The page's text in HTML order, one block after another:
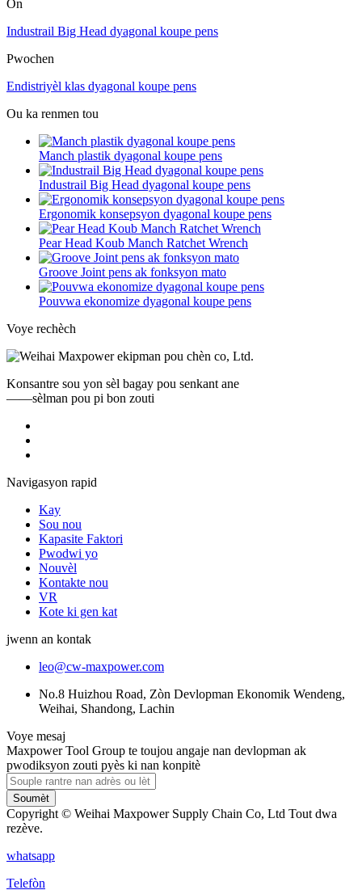
On
Industrail Big Head dyagonal koupe pens
Pwochen
Endistriyèl klas dyagonal koupe pens
Ou ka renmen tou
Manch plastik dyagonal koupe pens
Industrail Big Head dyagonal koupe pens
Ergonomik konsepsyon dyagonal koupe pens
Pear Head Koub Manch Ratchet Wrench
Groove Joint pens ak fonksyon mato
Pouvwa ekonomize dyagonal koupe pens
Voye rechèch
Konsantre sou yon sèl bagay pou senkant ane
——sèlman pou pi bon zouti
Navigasyon rapid
Kay
Sou nou
Kapasite Faktori
Pwodwi yo
Nouvèl
Kontakte nou
VR
Kote ki gen kat
jwenn an kontak
leo@cw-maxpower.com
No.8 Huizhou Road, Zòn Devlopman Ekonomik Wendeng,
Weihai, Shandong, Lachin
Voye mesaj
Maxpower Tool Group te toujou angaje nan devlopman ak
pwodiksyon zouti pyès ki nan konpitè
Soumèt
Copyright © Weihai Maxpower Supply Chain Co, Ltd Tout dwa
rezève.
whatsapp
Telefòn